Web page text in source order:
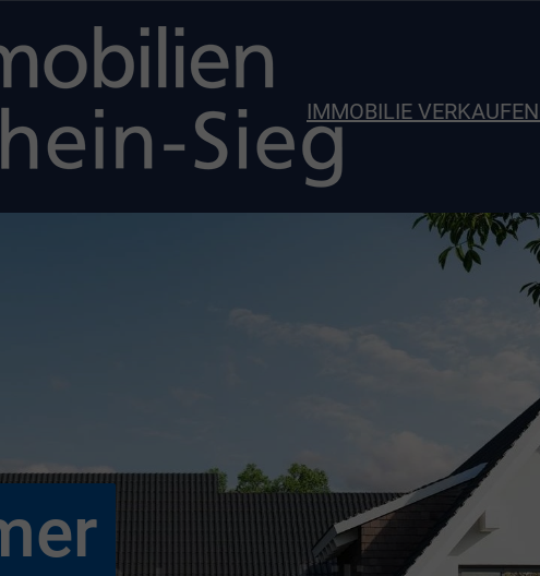
IMMOBILIE VERKAUFEN